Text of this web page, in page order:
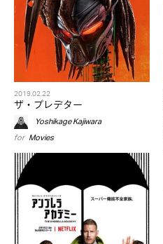
2019.02.22
ザ・プレデター
Yoshikage Kajiwara
for Movies